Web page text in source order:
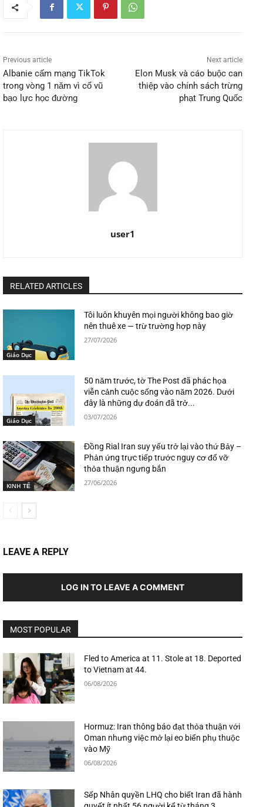
Previous article
Albanie cấm mạng TikTok
trong vòng 1 năm vì cổ vũ
bạo lực học đường
Next article
Elon Musk và cáo buộc can
thiệp vào chính sách trừng
phạt Trung Quốc
user1
RELATED ARTICLES
Giáo Dục
Tôi luôn khuyên mọi người không bao giờ
nên thuê xe — trừ trường hợp này
27/07/2026
Giáo Dục
50 năm trước, tờ The Post đã phác họa
viễn cảnh cuộc sống vào năm 2026. Dưới
đây là những dự đoán đã trở...
03/07/2026
KINH TẾ
Đồng Rial Iran suy yếu trở lại vào thứ Bảy –
Phản ứng trực tiếp trước nguy cơ đổ vỡ
thỏa thuận ngưng bắn
27/06/2026
LEAVE A REPLY
LOG IN TO LEAVE A COMMENT
MOST POPULAR
Fled to America at 11. Stole at 18. Deported
to Vietnam at 44.
06/08/2026
Hormuz: Iran thông báo đạt thỏa thuận với
Oman nhưng việc mở lại eo biển phụ thuộc
vào Mỹ
06/08/2026
Sếp Nhân quyền LHQ cho biết Iran đã hành